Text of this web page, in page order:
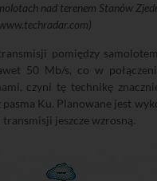
nad terenem Stanów
pomiędzy
50 Mb/s, co w
czyni tę technikę
Ku. Planowane jest
jeszcze wzrosną.